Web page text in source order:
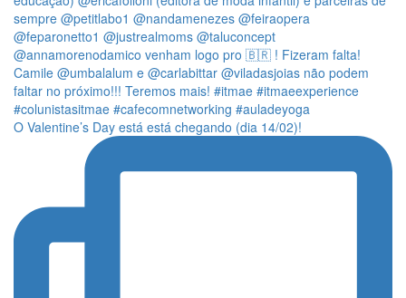
O Valentine’s Day está está chegando (dia 14/02)!